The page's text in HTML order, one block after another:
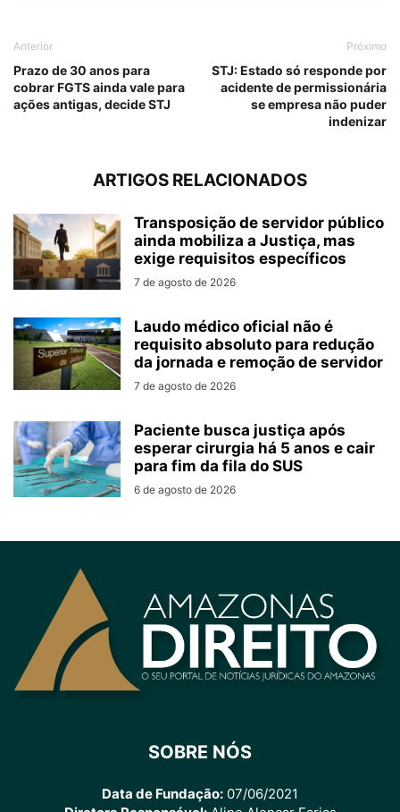
Anterior
Prazo de 30 anos para
cobrar FGTS ainda vale para
ações antigas, decide STJ
Próximo
STJ: Estado só responde por
acidente de permissionária
se empresa não puder
indenizar
ARTIGOS RELACIONADOS
Transposição de servidor público
ainda mobiliza a Justiça, mas
exige requisitos específicos
7 de agosto de 2026
Laudo médico oficial não é
requisito absoluto para redução
da jornada e remoção de servidor
7 de agosto de 2026
Paciente busca justiça após
esperar cirurgia há 5 anos e cair
para fim da fila do SUS
6 de agosto de 2026
SOBRE NÓS
Data de Fundação: 07/06/2021